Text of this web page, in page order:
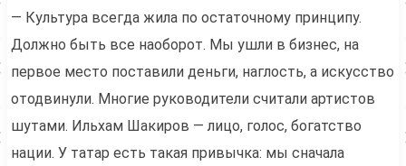
— Культура всегда жила по остаточному принципу.
Должно быть все наоборот. Мы ушли в бизнес, на
первое место поставили деньги, наглость, а искусство
отодвинули. Многие руководители считали артистов
шутами. Ильхам Шакиров — лицо, голос, богатство
нации. У татар есть такая привычка: мы сначала